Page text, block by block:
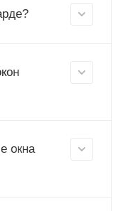
окна